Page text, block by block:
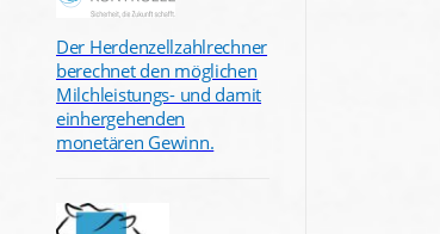
Der Herdenzellzahlrechner
berechnet den möglichen
Milchleistungs- und damit
einhergehenden
monetären Gewinn.